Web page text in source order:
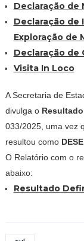
Declaração de
Declaração de
Exploração de
Declaração de
Visita In Loco
A Secretaria de
divulga o
033/2025, uma vez
resultou como
O Relatório com o
abaixo:
Resultado